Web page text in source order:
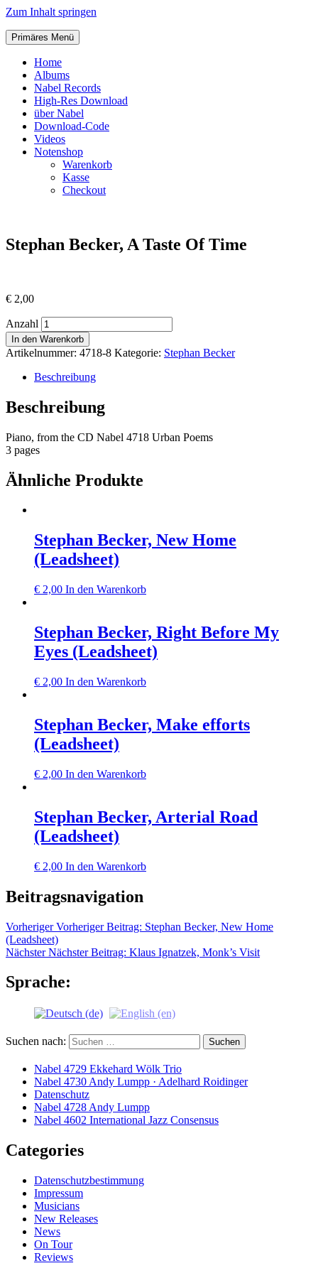
Zum Inhalt springen
Primäres Menü
Home
Albums
Nabel Records
High-Res Download
über Nabel
Download-Code
Videos
Notenshop
Warenkorb
Kasse
Checkout
Stephan Becker, A Taste Of Time
€ 2,00
Anzahl
In den Warenkorb
Artikelnummer: 4718-8 Kategorie: Stephan Becker
Beschreibung
Beschreibung
Piano, from the CD Nabel 4718 Urban Poems
3 pages
Ähnliche Produkte
Stephan Becker, New Home
(Leadsheet)
€ 2,00 In den Warenkorb
Stephan Becker, Right Before My
Eyes (Leadsheet)
€ 2,00 In den Warenkorb
Stephan Becker, Make efforts
(Leadsheet)
€ 2,00 In den Warenkorb
Stephan Becker, Arterial Road
(Leadsheet)
€ 2,00 In den Warenkorb
Beitragsnavigation
Vorheriger Vorheriger Beitrag: Stephan Becker, New Home
(Leadsheet)
Nächster Nächster Beitrag: Klaus Ignatzek, Monk’s Visit
Sprache:
Suchen nach:
Nabel 4729 Ekkehard Wölk Trio
Nabel 4730 Andy Lumpp · Adelhard Roidinger
Datenschutz
Nabel 4728 Andy Lumpp
Nabel 4602 International Jazz Consensus
Categories
Datenschutzbestimmung
Impressum
Musicians
New Releases
News
On Tour
Reviews